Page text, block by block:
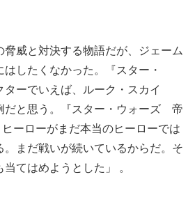
脅威と対決する物語だが、ジェーム
したくなかった。『スター・
ターでいえば、ルーク・スカイ
だと思う。『スター・ウォーズ 帝
ーローがまだ本当のヒーローでは
。まだ戦いが続いているからだ。そ
てはめようとした」 。